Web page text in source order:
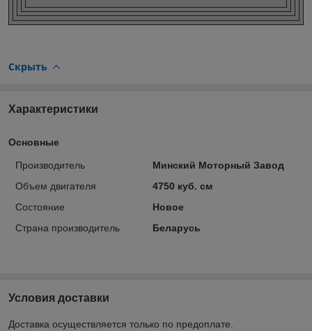
Скрыть
Характеристики
Основные
Производитель
Минский Моторный Завод
Объем двигателя
4750 куб. см
Состояние
Новое
Страна производитель
Беларусь
Условия доставки
Доставка осуществляется только по предоплате.